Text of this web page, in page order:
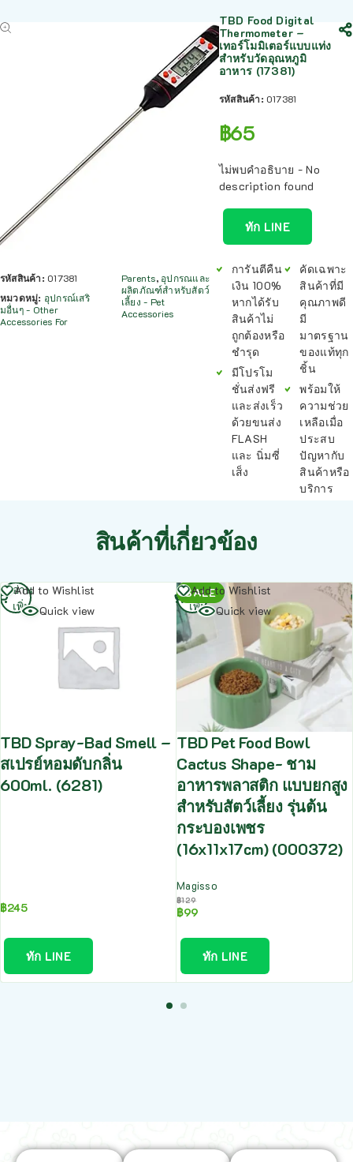
รหัสสินค้า: 017381
หมวดหมู่: อุปกรณ์เสริ
มอื่นๆ - Other
Accessories For
Parents, อุปกรณและ
ผลิตภัณฑ์สำหรับสัตว์
เลี้ยง - Pet
Accessories
TBD Food Digital
Thermometer –
เทอร์โมมิเตอร์แบบแท่ง
สำหรับวัดอุณหภูมิ
อาหาร (17381)
รหัสสินค้า: 017381
฿65
ไม่พบคำอธิบาย - No
description found
ทัก LINE
การันตีคืน
เงิน 100%
หากได้รับ
สินค้าไม่
ถูกต้องหรือ
ชำรุด
มีโปรโม
ชั่นส่งฟรี
และส่งเร็ว
ด้วยขนส่ง
FLASH
และ นิ่มซี่
เส็ง
คัดเฉพาะ
สินค้าที่มี
คุณภาพดี
มี
มาตรฐาน
ของแท้ทุก
ชิ้น
พร้อมให้
ความช่วย
เหลือเมื่อ
ประสบ
ปัญหากับ
สินค้าหรือ
บริการ
สินค้าที่เกี่ยวข้อง
Add to Wishlist
Quick view
TBD Spray-Bad Smell –
สเปรย์หอมดับกลิ่น
600ml. (6281)
฿245
ทัก LINE
อ่าน
เพิ่ม
SALE
Add to Wishlist
Quick view
TBD Pet Food Bowl
Cactus Shape- ชาม
อาหารพลาสติก แบบยกสูง
สำหรับสัตว์เลี้ยง รุ่นต้น
กระบองเพชร
(16x11x17cm) (000372)
Magisso
฿129
฿99
ทัก LINE
อ่าน
เพิ่ม